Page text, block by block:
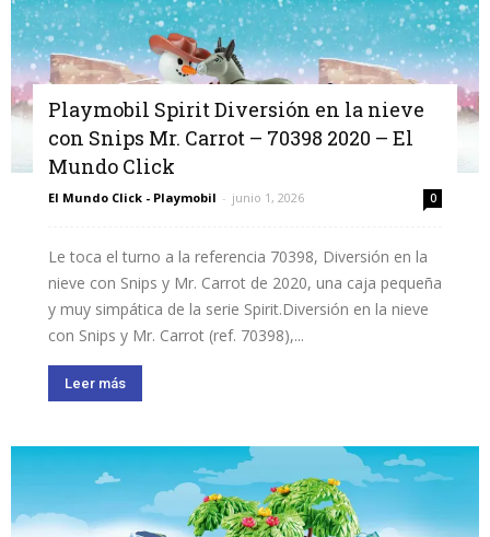
Playmobil Spirit Diversión en la nieve
con Snips Mr. Carrot – 70398 2020 – El
Mundo Click
El Mundo Click - Playmobil - junio 1, 2026 0
Le toca el turno a la referencia 70398, Diversión en la
nieve con Snips y Mr. Carrot de 2020, una caja pequeña
y muy simpática de la serie Spirit.Diversión en la nieve
con Snips y Mr. Carrot (ref. 70398),...
Leer más